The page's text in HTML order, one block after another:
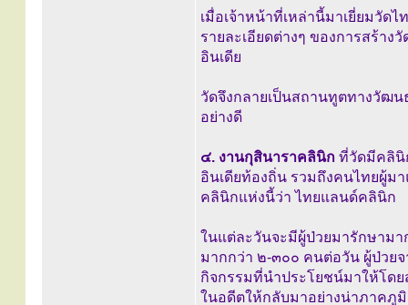
เมื่อเจ้าหน้าที่เหล่านี้มาเยี่ยมวัด
รายละเอียดต่างๆ ของการสร้าง
อินเดีย
วัดจึงกลายเป็นสถานทูตทางวัฒน
อย่างดี
๔. งานกุสินาราคลินิก ที่วัดมีคลินิ
อินเดียท้องถิ่น รวมถึงคนไทยผู้ม
คลินิกแห่งนี้ว่า ไทยแลนด์คลินิก
ในแต่ละวันจะมีผู้ป่วยมารักษาม
มากกว่า ๒-๓๐๐ คนต่อวัน ผู้ป่วย
กิจกรรมที่นำประโยชน์มาให้โด
ในอดีตให้กลับมาอย่างน่าภาคภูมิ